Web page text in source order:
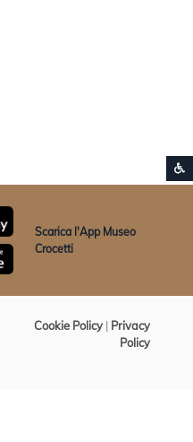
Scarica l'App Museo
Crocetti
Cookie Policy| Privacy
Policy